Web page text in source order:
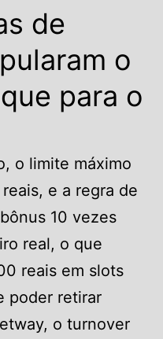
de
o
para o
o limite máximo
e a regra de
10 vezes
real, o que
reais em slots
poder retirar
o turnover